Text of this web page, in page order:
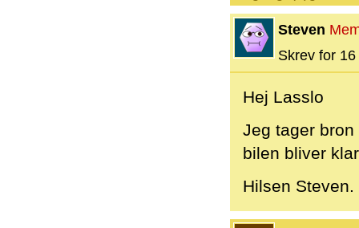
Steven
Skrev for
Hej Lasslo
Jeg tager
bilen bliver
Hilsen Steven.